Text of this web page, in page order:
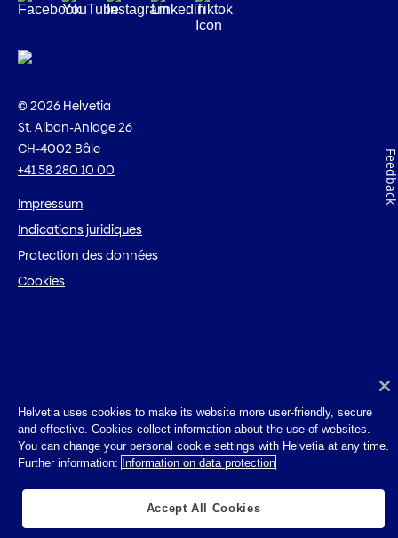
© 2026 Helvetia
St. Alban-Anlage 26
CH-4002 Bâle
+41 58 280 10 00
Impressum
Indications juridiques
Protection des données
Cookies
Helvetia uses cookies to make its website more user-friendly, secure
and effective. Cookies collect information about the use of websites.
You can change your personal cookie settings with Helvetia at any time.
Further information: Information on data protection
Accept All Cookies